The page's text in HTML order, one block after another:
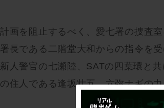
計画を阻止するべく、愛七署の捜査
署長である二階堂大和からの指令を
新人警官の七瀬陸、SATの四葉環と
の住人である逢坂壮五、六弥ナギの